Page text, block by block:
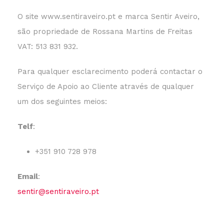
O site www.sentiraveiro.pt e marca Sentir Aveiro,
são propriedade de Rossana Martins de Freitas
VAT: 513 831 932.
Para qualquer esclarecimento poderá contactar o
Serviço de Apoio ao Cliente através de qualquer
um dos seguintes meios:
Telf:
+351 910 728 978
Email:
sentir@sentiraveiro.pt